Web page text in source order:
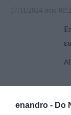
enandro - Do
17/11/2024 στις